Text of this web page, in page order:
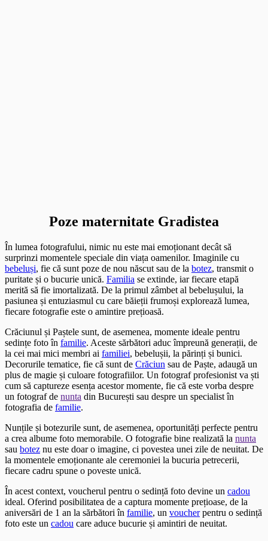
Poze maternitate Gradistea
În lumea fotografului, nimic nu este mai emoționant decât să
surprinzi momentele speciale din viața oamenilor. Imaginile cu
bebeluși, fie că sunt poze de nou născut sau de la botez, transmit o
puritate și o bucurie unică. Familia se extinde, iar fiecare etapă
merită să fie imortalizată. De la primul zâmbet al bebelușului, la
pasiunea și entuziasmul cu care băieții frumoși explorează lumea,
fiecare fotografie este o amintire prețioasă.
Crăciunul și Paștele sunt, de asemenea, momente ideale pentru
sedințe foto în familie. Aceste sărbători aduc împreună generații, de
la cei mai mici membri ai familiei, bebelușii, la părinți și bunici.
Decorurile tematice, fie că sunt de Crăciun sau de Paște, adaugă un
plus de magie și culoare fotografiilor. Un fotograf profesionist va ști
cum să captureze esența acestor momente, fie că este vorba despre
un fotograf de nunta din București sau despre un specialist în
fotografia de familie.
Nunțile și botezurile sunt, de asemenea, oportunități perfecte pentru
a crea albume foto memorabile. O fotografie bine realizată la nunta
sau botez nu este doar o imagine, ci povestea unei zile de neuitat. De
la momentele emoționante ale ceremoniei la bucuria petrecerii,
fiecare cadru spune o poveste unică.
În acest context, voucherul pentru o sedință foto devine un cadou
ideal. Oferind posibilitatea de a captura momente prețioase, de la
aniversări de 1 an la sărbători în familie, un voucherpentru o sedință
foto este un cadou care aduce bucurie și amintiri de neuitat.